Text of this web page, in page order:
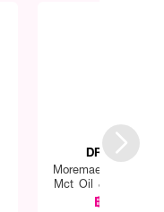
DR.MOM
Moremae Cocoa
Mct Oil & Monk
(Dietary Supplement
฿290